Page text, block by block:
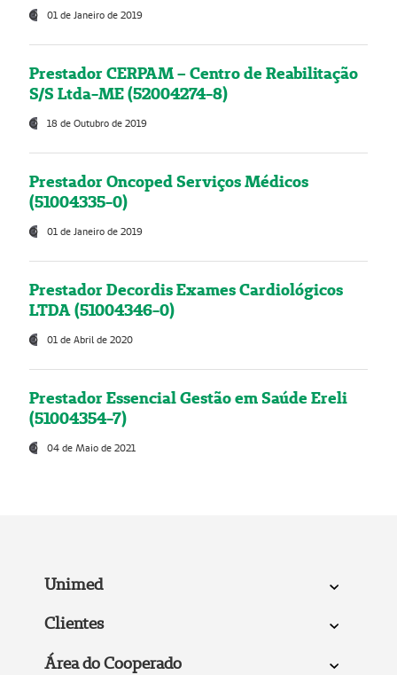
01 de Janeiro de 2019
Prestador CERPAM – Centro de Reabilitação
S/S Ltda-ME (52004274-8)
18 de Outubro de 2019
Prestador Oncoped Serviços Médicos
(51004335-0)
01 de Janeiro de 2019
Prestador Decordis Exames Cardiológicos
LTDA (51004346-0)
01 de Abril de 2020
Prestador Essencial Gestão em Saúde Ereli
(51004354-7)
04 de Maio de 2021
Unimed
Clientes
Área do Cooperado